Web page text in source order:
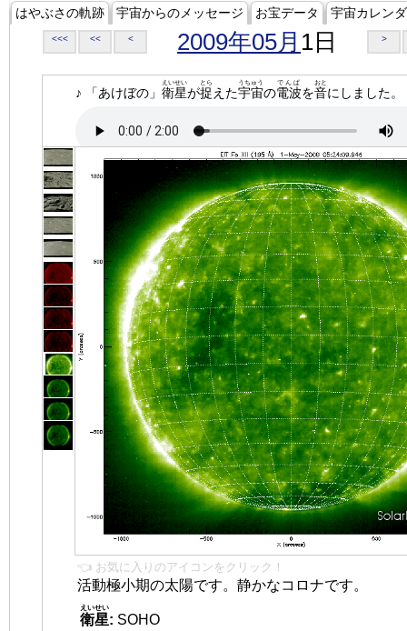
はやぶさの軌跡 宇宙からのメッセージ お宝データ 宇宙カレン
<<< << < 2009年05月 1日 >
♪ 「あけぼの」 衛星
えいせい
が捉
とら
えた宇宙
うちゅう
の電波
でんぱ
を音
おと
にしました。
👈 お気に入りのアイコンをクリック！
活動極小期の太陽です。静かなコロナです。
衛星
えいせい
: SOHO